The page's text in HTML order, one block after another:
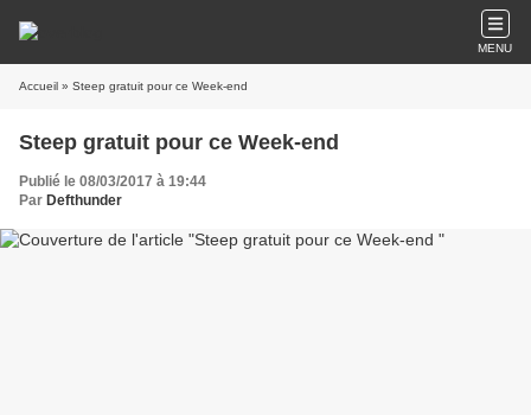
MENU
Accueil » Steep gratuit pour ce Week-end
Steep gratuit pour ce Week-end
Publié le 08/03/2017 à 19:44
Par Defthunder